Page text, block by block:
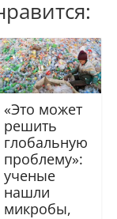
«Это может
решить
глобальную
проблему»:
ученые
нашли
микробы,